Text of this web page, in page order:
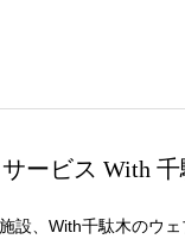
ービス With 千
設、With千駄木のウ